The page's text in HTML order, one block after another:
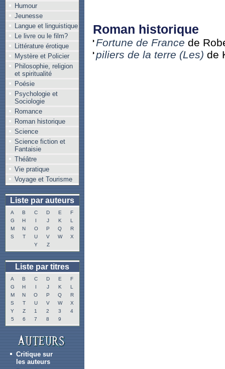
Humour
Jeunesse
Langue et linguistique
Le livre ou le film?
Littérature érotique
Mystère et Policier
Philosophie, religion
et spiritualité
Poésie
Psychologie et
Sociologie
Romance
Roman historique
Science
Science fiction et
Fantaisie
Théâtre
Vie pratique
Voyage et Tourisme
Liste par auteurs
A B C D E
F
G
H I J K
L
M
N O P Q
R
S
T U V W
X
Y
Z
Liste par titres
A B C D E
F
G
H I J K
L
M
N O P Q
R
S
T U V W
X
Y
Z 1 2 3
4
5
6 7 8 9
Critique sur
les auteurs
Roman historique
Fortune de France de
piliers de la terre (Les) de